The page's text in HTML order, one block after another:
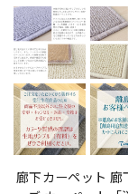
廊下カーペット 廊